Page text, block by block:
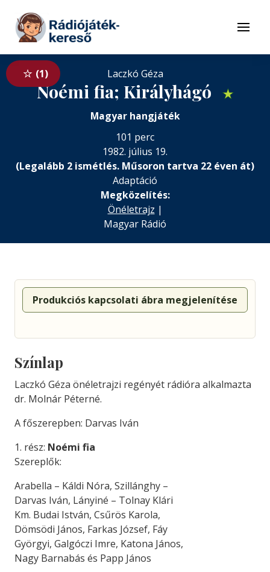
Tovább a tartalomhoz
Menü
1 Laczkó Géza
Noémi fia; Királyhágó ★
Magyar hangjáték
101 perc
1982. július 19.
(Legalább 2 ismétlés. Műsoron tartva 22 éven át)
Adaptáció
Megközelítés:
Önéletrajz |
Magyar Rádió
Produkciós kapcsolati ábra megjelenítése
Színlap
Laczkó Géza önéletrajzi regényét rádióra alkalmazta
dr. Molnár Péterné.
A főszerepben: Darvas Iván
1. rész: Noémi fia
Szereplők:
Arabella – Káldi Nóra, Szillánghy –
Darvas Iván, Lányiné – Tolnay Klári
Km. Budai István, Csűrös Karola,
Dömsödi János, Farkas József, Fáy
Györgyi, Galgóczi Imre, Katona János,
Nagy Barnabás és Papp János